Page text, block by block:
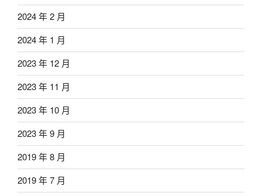
2024 年 2 月
2024 年 1 月
2023 年 12 月
2023 年 11 月
2023 年 10 月
2023 年 9 月
2019 年 8 月
2019 年 7 月